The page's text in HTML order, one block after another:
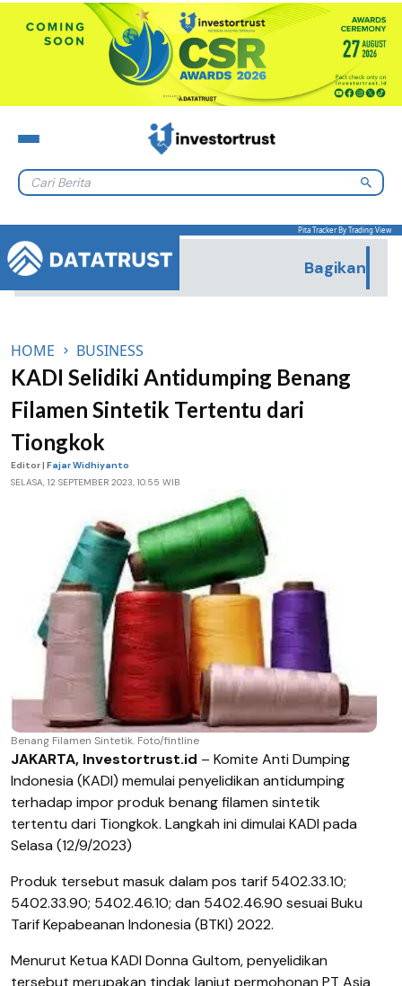
Lewati ke konten
Pita Tracker By Trading View
Bagikan
HOME BUSINESS
KADI Selidiki Antidumping Benang
Filamen Sintetik Tertentu dari
Tiongkok
Editor | Fajar Widhiyanto
SELASA, 12 SEPTEMBER 2023, 10.55 WIB
Benang Filamen Sintetik. Foto/fintline
JAKARTA, Investortrust.id – Komite Anti Dumping
Indonesia (KADI) memulai penyelidikan antidumping
terhadap impor produk benang filamen sintetik
tertentu dari Tiongkok. Langkah ini dimulai KADI pada
Selasa (12/9/2023)
Produk tersebut masuk dalam pos tarif 5402.33.10;
5402.33.90; 5402.46.10; dan 5402.46.90 sesuai Buku
Tarif Kepabeanan Indonesia (BTKI) 2022.
Menurut Ketua KADI Donna Gultom, penyelidikan